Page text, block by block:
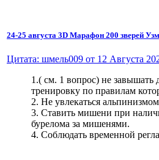
24-25 августа 3D Марафон 200 зверей
Цитата: шмель009 от 12 Августа
1.( см. 1 вопрос) не
тренировку по правилам
2. Не увлекаться
3. Ставить мишени при
бурелома за мишенями.
4. Соблюдать временной